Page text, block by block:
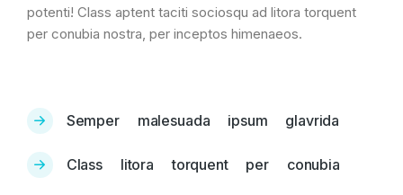
potenti! Class aptent taciti sociosqu ad litora torquent
per conubia nostra, per inceptos himenaeos.
Semper malesuada ipsum glavrida
Class litora torquent per conubia